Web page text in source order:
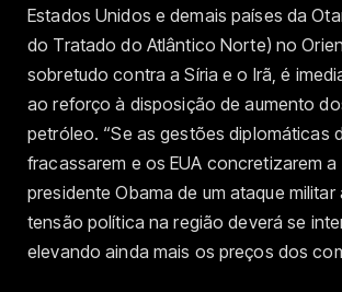
Estados Unidos e demais países da
do Tratado do Atlântico Norte) no
sobretudo contra a Síria e o Irã, é
ao reforço à disposição de aumento
petróleo. “Se as gestões diplomáticas
fracassarem e os EUA concretizarem
presidente Obama de um ataque militar
tensão política na região deverá se
elevando ainda mais os preços dos